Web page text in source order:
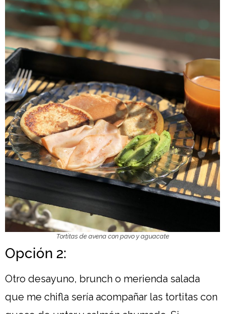
Tortitas de avena con pavo y aguacate
Opción 2:
Otro desayuno, brunch o merienda salada
que me chifla sería acompañar las tortitas con